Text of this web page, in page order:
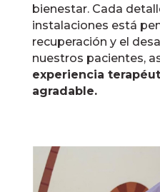
bienestar. Cada
instalaciones está
recuperación y el
nuestros pacientes,
experiencia
agradable.